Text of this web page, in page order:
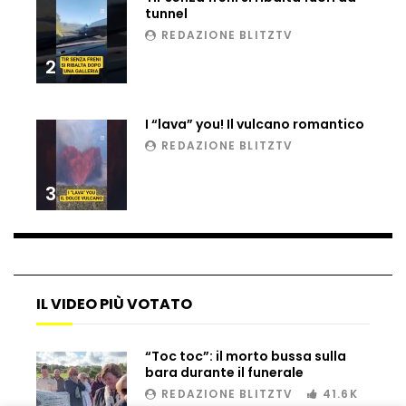
Ucraina, ecco come gli F16 intercettano
i droni russi
treno lo distrugge
Parco divertimenti, attrazione cede
Auto fuori controllo in Guatemala,
tragedia a Petén
Russia sotto zero: fiumi congelati e navi
rompighiaccio a Mosca
2
tunnel
REDAZIONE BLITZTV
3
I “lava” you! Il vulcano romantico
REDAZIONE BLITZTV
IL VIDEO PIÙ VOTATO
“Toc toc”: il morto bussa sulla
bara durante il funerale
REDAZIONE BLITZTV 41.6K